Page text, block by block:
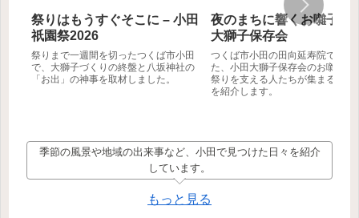
祭りはもうすぐそこに – 小田
祇園祭2026
祭りまで一週間を切ったつくば市小田
で、大獅子づくりの終盤と八坂神社の
「お出」の神事を取材しました。
夜のまちに響くお囃子 –
大獅子保存会
つくば市小田の田向延寿院で行わ
た、小田大獅子保存会のお囃子練
祭りを支える人たちが集まる夏の
を紹介します。
季節の風景や地域の出来事など、小田で見つけた日々を紹介
しています。
もっと見る